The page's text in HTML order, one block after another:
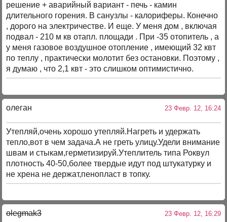
решение + аварийный вариант - печь - камин
длительного горения. В санузлы - калориферы. Конечно
, дорого на электричестве. И еще. У меня дом , включая
подвал - 210 м кв отапл. площади . При -35 отопитель , а
у меня газовое воздушное отопление , имеющий 32 квт
по теплу , практически молотит без остановки. Поэтому ,
я думаю , что 2,1 квт - это слишком оптимистично.
олеган 23 Февр. 12, 16:24
Утепляй,очень хорошо утепляй.Нагреть и удержать
тепло,вот в чем задача.А не греть улицу.Удели внимание
швам и стыкам,герметизируй.Утеплитель типа Роквул
плотность 40-50,более твердые идут под штукатурку и
не хрена не держат,пенопласт в топку.
olegmak3 23 Февр. 12, 16:29